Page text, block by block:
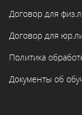
Договор для
Договор для
Политика
Документы об